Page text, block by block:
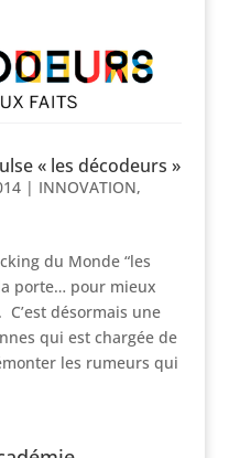
« les décodeurs »
| INNOVATION,
du Monde “les
porte… pour mieux
désormais une
qui est chargée de
les rumeurs qui